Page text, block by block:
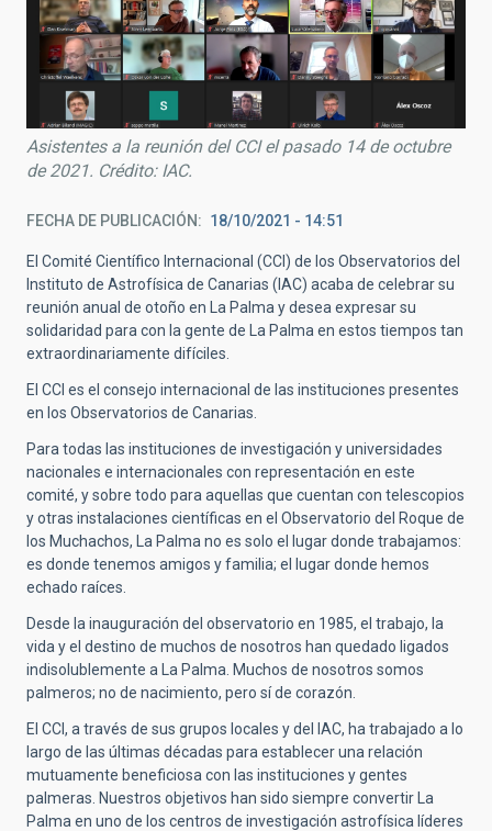
Asistentes a la reunión del CCI el pasado 14 de octubre
de 2021. Crédito: IAC.
FECHA DE PUBLICACIÓN 18/10/2021 - 14:51
El Comité Científico Internacional (CCI) de los Observatorios del
Instituto de Astrofísica de Canarias (IAC) acaba de celebrar su
reunión anual de otoño en La Palma y desea expresar su
solidaridad para con la gente de La Palma en estos tiempos tan
extraordinariamente difíciles.
El CCI es el consejo internacional de las instituciones presentes
en los Observatorios de Canarias.
Para todas las instituciones de investigación y universidades
nacionales e internacionales con representación en este
comité, y sobre todo para aquellas que cuentan con telescopios
y otras instalaciones científicas en el Observatorio del Roque de
los Muchachos, La Palma no es solo el lugar donde trabajamos:
es donde tenemos amigos y familia; el lugar donde hemos
echado raíces.
Desde la inauguración del observatorio en 1985, el trabajo, la
vida y el destino de muchos de nosotros han quedado ligados
indisolublemente a La Palma. Muchos de nosotros somos
palmeros; no de nacimiento, pero sí de corazón.
El CCI, a través de sus grupos locales y del IAC, ha trabajado a lo
largo de las últimas décadas para establecer una relación
mutuamente beneficiosa con las instituciones y gentes
palmeras. Nuestros objetivos han sido siempre convertir La
Palma en uno de los centros de investigación astrofísica líderes